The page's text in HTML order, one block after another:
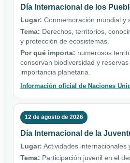
Día Internacional de los
Lugar: Conmemoración mundial y
Tema: Derechos, territorios,
y protección de ecosistemas.
Por qué importa: numerosos
conservan biodiversidad y
importancia planetaria.
Información oficial de Naciones
12 de agosto de 2026
Día Internacional de la
Lugar: Actividades internacionales
Tema: Participación juvenil en el